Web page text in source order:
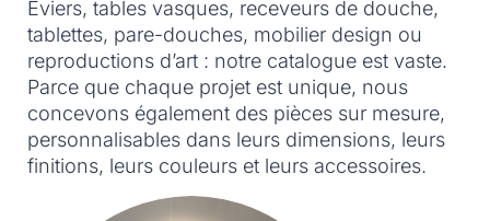
Éviers, tables vasques, receveurs de douche,
tablettes, pare-douches, mobilier design ou
reproductions d’art : notre catalogue est vaste.
Parce que chaque projet est unique, nous
concevons également des pièces sur mesure,
personnalisables dans leurs dimensions, leurs
finitions, leurs couleurs et leurs accessoires.